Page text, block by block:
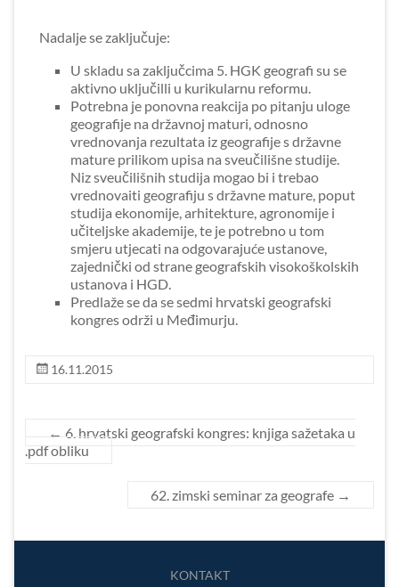
Nadalje se zaključuje:
U skladu sa zaključcima 5. HGK geografi su se
aktivno uključilli u kurikularnu reformu.
Potrebna je ponovna reakcija po pitanju uloge
geografije na državnoj maturi, odnosno
vrednovanja rezultata iz geografije s državne
mature prilikom upisa na sveučilišne studije.
Niz sveučilišnih studija mogao bi i trebao
vrednovaiti geografiju s državne mature, poput
studija ekonomije, arhitekture, agronomije i
učiteljske akademije, te je potrebno u tom
smjeru utjecati na odgovarajuće ustanove,
zajednički od strane geografskih visokoškolskih
ustanova i HGD.
Predlaže se da se sedmi hrvatski geografski
kongres održi u Međimurju.
16.11.2015
← 6. hrvatski geografski kongres: knjiga sažetaka u
.pdf obliku
62. zimski seminar za geografe →
KONTAKT